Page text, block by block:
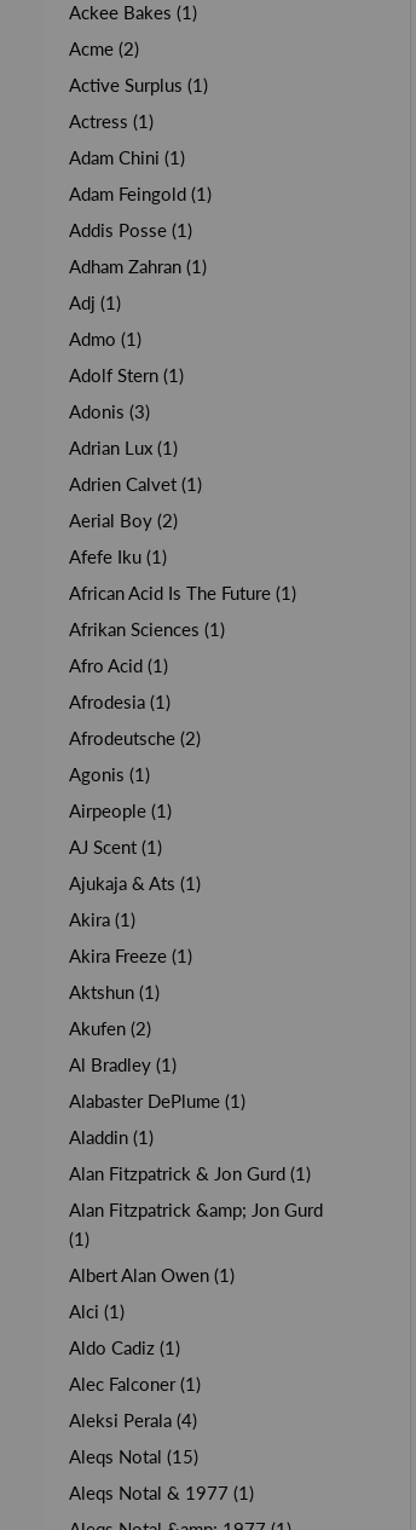
Ackee Bakes (1)
Acme (2)
Active Surplus (1)
Actress (1)
Adam Chini (1)
Adam Feingold (1)
Addis Posse (1)
Adham Zahran (1)
Adj (1)
Admo (1)
Adolf Stern (1)
Adonis (3)
Adrian Lux (1)
Adrien Calvet (1)
Aerial Boy (2)
Afefe Iku (1)
African Acid Is The Future (1)
Afrikan Sciences (1)
Afro Acid (1)
Afrodesia (1)
Afrodeutsche (2)
Agonis (1)
Airpeople (1)
AJ Scent (1)
Ajukaja & Ats (1)
Akira (1)
Akira Freeze (1)
Aktshun (1)
Akufen (2)
Al Bradley (1)
Alabaster DePlume (1)
Aladdin (1)
Alan Fitzpatrick & Jon Gurd (1)
Alan Fitzpatrick &amp; Jon Gurd
(1)
Albert Alan Owen (1)
Alci (1)
Aldo Cadiz (1)
Alec Falconer (1)
Aleksi Perala (4)
Aleqs Notal (15)
Aleqs Notal & 1977 (1)